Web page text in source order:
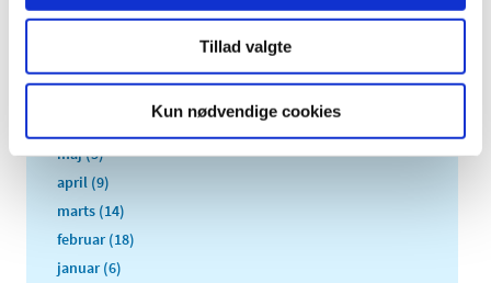
Tillad valgte
Kun nødvendige cookies
oktober (20)
august (10)
maj (5)
april (9)
marts (14)
februar (18)
januar (6)